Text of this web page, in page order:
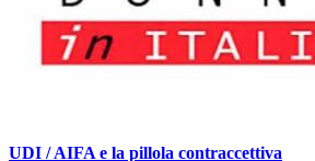
UDI / AIFA e la pillola contraccettiva